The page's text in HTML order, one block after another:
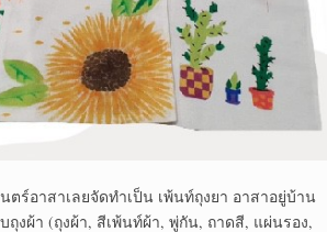
ร์อาสาเลยจัดทำเป็น เพ้นท์ถุงยา อาสาอยู่บ้าน
งผ้า (ถุงผ้า, สีเพ้นท์ผ้า, พู่กัน, ถาดสี, แผ่นรอง,